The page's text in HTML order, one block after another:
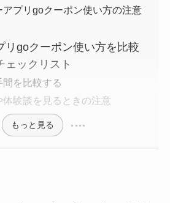
アプリgoクーポン使い方の注意
リgoクーポン使い方を比較
ェックリスト
間を比較する
体験談を見るときの注意
もっと見る